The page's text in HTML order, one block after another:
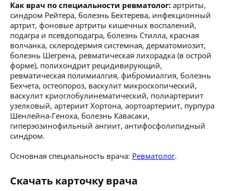
Как врач по специальности ревматолог: артриты,
синдром Рейтера, болезнь Бехтерева, инфекционный
артрит, фоновые артриты кишечных воспалений,
подагра и псевдоподагра, болезнь Стилла, красная
волчанка, склеродермия системная, дерматомиозит,
болезнь Шегрена, ревматическая лихорадка (в острой
форме), полихондрит рецидивирующий,
ревматическая полимиалгия, фибромиалгия, болезнь
Бехчета, остеопороз, васкулит микроскопический,
васкулит криоглобулинематический, полиартериит
узелковый, артериит Хортона, аортоартериит, пурпура
Шенлейна-Геноха, болезнь Кавасаки,
гиперэозинофильный ангиит, антифосфолипидный
синдром.
Основная специальность врача: Ревматолог.
Скачать карточку врача